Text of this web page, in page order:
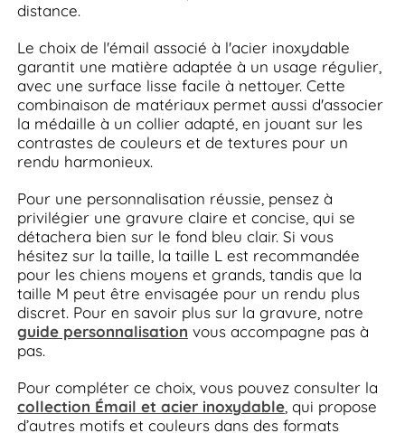
distance.
Le choix de l'émail associé à l'acier inoxydable
garantit une matière adaptée à un usage régulier,
avec une surface lisse facile à nettoyer. Cette
combinaison de matériaux permet aussi d'associer
la médaille à un collier adapté, en jouant sur les
contrastes de couleurs et de textures pour un
rendu harmonieux.
Pour une personnalisation réussie, pensez à
privilégier une gravure claire et concise, qui se
détachera bien sur le fond bleu clair. Si vous
hésitez sur la taille, la taille L est recommandée
pour les chiens moyens et grands, tandis que la
taille M peut être envisagée pour un rendu plus
discret. Pour en savoir plus sur la gravure, notre
guide personnalisation vous accompagne pas à
pas.
Pour compléter ce choix, vous pouvez consulter la
collection Émail et acier inoxydable, qui propose
d’autres motifs et couleurs dans des formats